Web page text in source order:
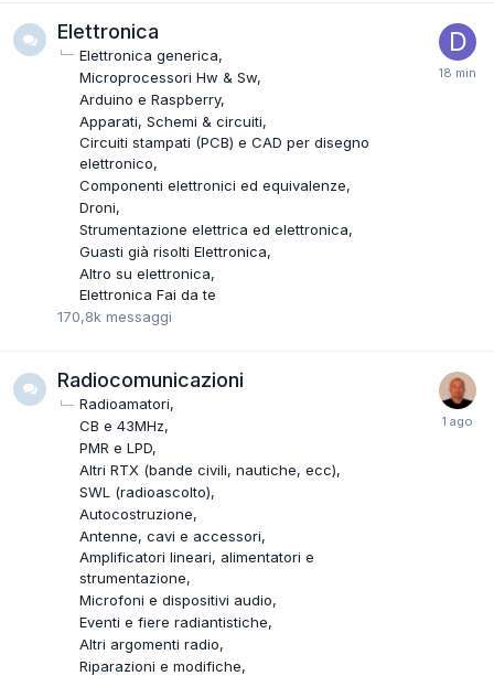
Elettronica
Elettronica generica
Microprocessori Hw & Sw
Arduino e Raspberry
Apparati, Schemi & circuiti
Circuiti stampati (PCB) e CAD per disegno
elettronico
Componenti elettronici ed equivalenze
Droni
Strumentazione elettrica ed elettronica
Guasti già risolti Elettronica
Altro su elettronica
Elettronica Fai da te
170,8k messaggi
Radiocomunicazioni
Radioamatori
CB e 43MHz
PMR e LPD
Altri RTX (bande civili, nautiche, ecc)
SWL (radioascolto)
Autocostruzione
Antenne, cavi e accessori
Amplificatori lineari, alimentatori e
strumentazione
Microfoni e dispositivi audio
Eventi e fiere radiantistiche
Altri argomenti radio
Riparazioni e modifiche